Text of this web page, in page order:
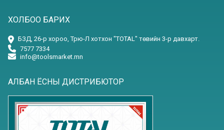
ХОЛБОО БАРИХ
БЗД, 26-р хороо, Трю-Л хотхон "TOTAL" төвийн 3-р давхарт.
7577 7334
info@toolsmarket.mn
АЛБАН ЁСНЫ ДИСТРИБЮТОР